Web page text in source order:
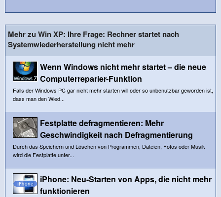
Mehr zu Win XP: Ihre Frage: Rechner startet nach
Systemwiederherstellung nicht mehr
Wenn Windows nicht mehr startet – die neue
Computerreparier-Funktion
Falls der Windows PC gar nicht mehr starten will oder so unbenutzbar geworden ist,
dass man den Wied...
Festplatte defragmentieren: Mehr
Geschwindigkeit nach Defragmentierung
Durch das Speichern und Löschen von Programmen, Dateien, Fotos oder Musik
wird die Festplatte unter...
iPhone: Neu-Starten von Apps, die nicht mehr
funktionieren